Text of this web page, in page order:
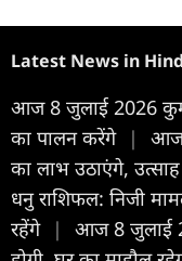
Latest News in
आज 8 जुलाई 2026
का पालन करेंगे |
आज
का लाभ उठाएंगे,
धनु राशिफल: निजी
रहेंगे |
आज 8 जुलाई